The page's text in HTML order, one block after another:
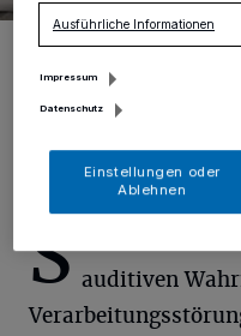
Till und Silke Eisheuer
S auditiven
Ausführliche Informationen
Impressum
Datenschutz
Einstellungen oder
Ablehnen